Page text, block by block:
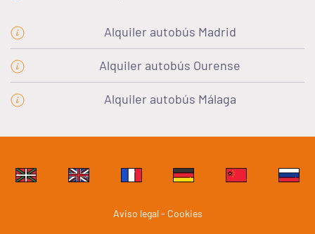
Alquiler autobús Madrid
Alquiler autobús Ourense
Alquiler autobús Málaga
Aviso legal - Cookies